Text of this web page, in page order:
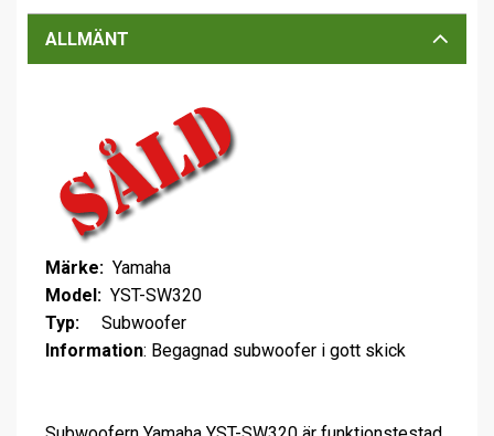
ALLMÄNT
Märke: Yamaha
Model: YST-SW320
Typ:
Subwoofer
Information: Begagnad subwoofer i gott skick